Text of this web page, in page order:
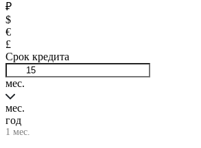
₽
$
€
£
Срок кредита
мес.
мес.
год
1 мес.